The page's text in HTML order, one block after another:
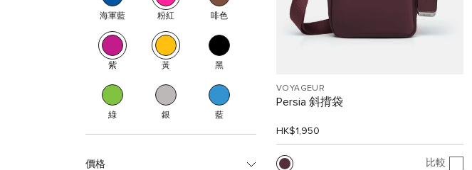
海軍藍 粉紅 啡色
紫 黃 黑
綠 銀 藍
價格
VOYAGEUR
Persia 斜揹袋
HK$1,950
比較